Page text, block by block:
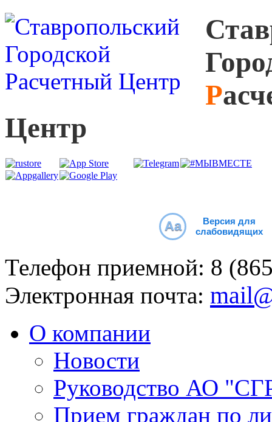
С
Г
Р
Центр
Aa
Версия для
слабовидящих
Телефон приемной: 8
Электронная почта:
О компании
Новости
Руководство АО
Прием граждан по